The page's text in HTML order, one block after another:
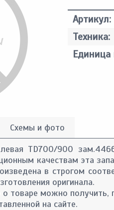
Артикул:
Техника:
Единица
Схемы и фото
TD700/900
качествам эта
в строгом
оригинала.
товаре можно получить,
на сайте.